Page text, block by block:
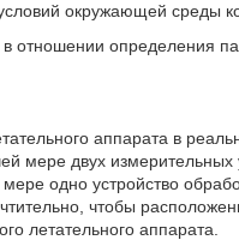
окружающей среды
отношении определения
аппарата в
мере двух измерительных
одно устройство
чтобы
летательного аппарата.